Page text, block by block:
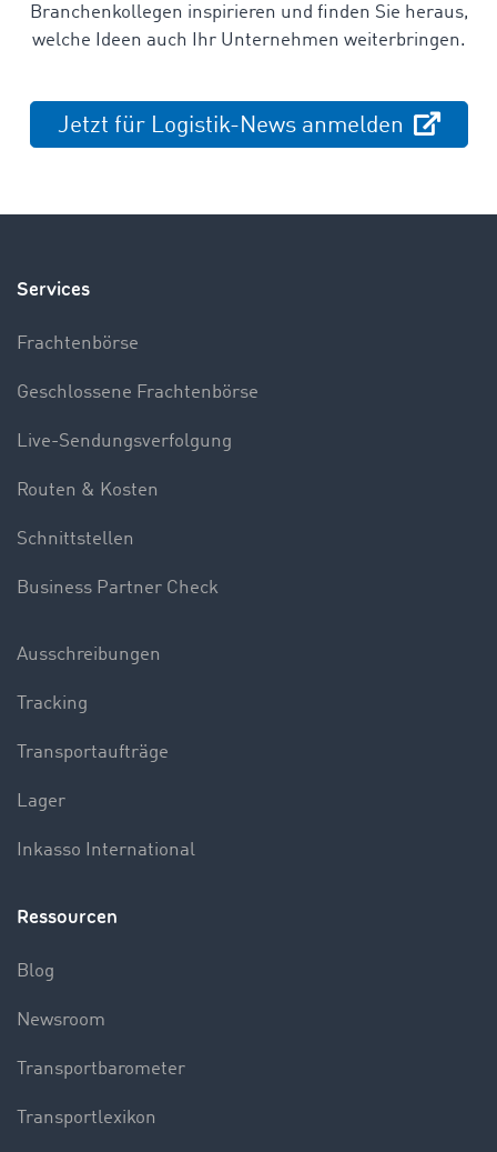
Branchenkollegen inspirieren und finden Sie heraus,
welche Ideen auch Ihr Unternehmen weiterbringen.
Jetzt für Logistik-News anmelden
Services
Frachtenbörse
Geschlossene Frachtenbörse
Live-Sendungsverfolgung
Routen & Kosten
Schnittstellen
Business Partner Check
Ausschreibungen
Tracking
Transportaufträge
Lager
Inkasso International
Ressourcen
Blog
Newsroom
Transportbarometer
Transportlexikon